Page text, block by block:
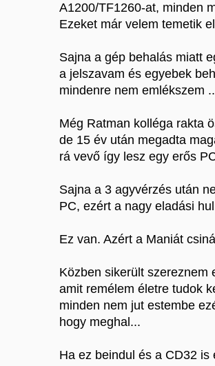
A1200/TF1260-at, minden
Ezeket már velem temetik
Sajna a gép behalás miatt
a jelszavam és egyebek
mindenre nem emlékszem
Még Ratman kolléga rakta
de 15 év után megadta
rá vevő így lesz egy erős
Sajna a 3 agyvérzés után
PC, ezért a nagy eladási
Ez van. Azért a Maniát
Közben sikerült szereznem
amit remélem életre tudok
minden nem jut estembe
hogy meghal...
Ha ez beindul és a CD32